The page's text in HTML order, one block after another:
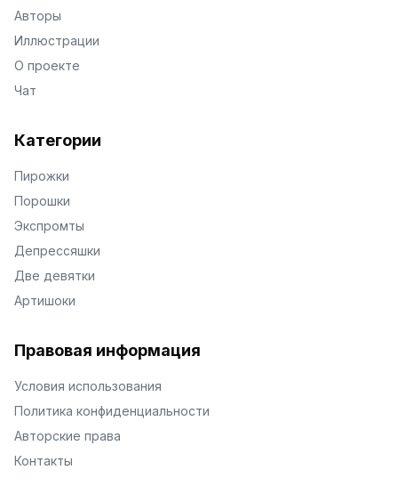
Авторы
Иллюстрации
О проекте
Чат
Категории
Пирожки
Порошки
Экспромты
Депрессяшки
Две девятки
Артишоки
Правовая информация
Условия использования
Политика конфиденциальности
Авторские права
Контакты